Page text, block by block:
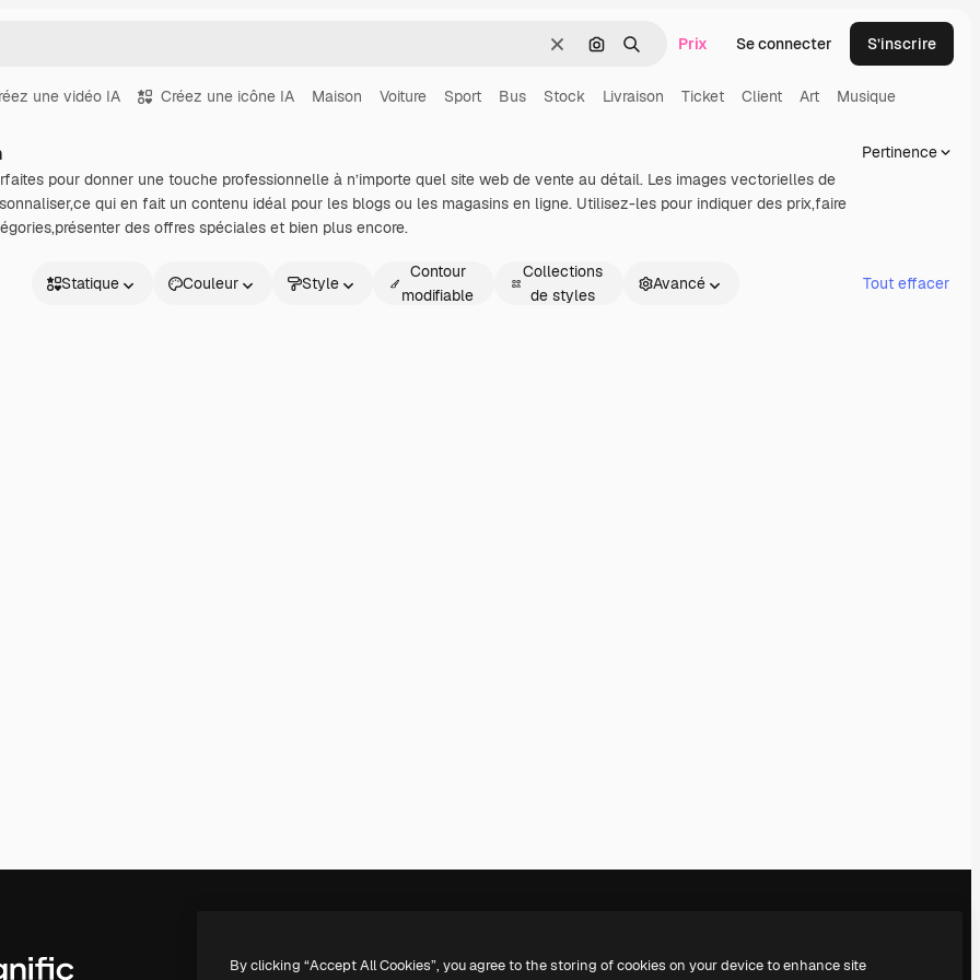
EffacerRechercher par image
Rechercher
Prix Se connecter S’inscrire
une vidéo IA Créez une icône IA Maison Voiture Sport Bus Stock Livraison Ticket Client Art Musique
pour donner une touche professionnelle à n’importe quel site web de vente au détail. Les images vectorielles de
qui en fait un contenu idéal pour les blogs ou les magasins en ligne. Utilisez-les pour indiquer des prix,faire
des offres spéciales et bien plus encore.
Pertinence
Statique Couleur Style
Contour
modifiable
Collections
de styles
Avancé Tout effacer
Produits Commencer Notre entreprise Nous contacter
By clicking “Accept All Cookies”, you agree to the storing of cookies on your device to enhance site